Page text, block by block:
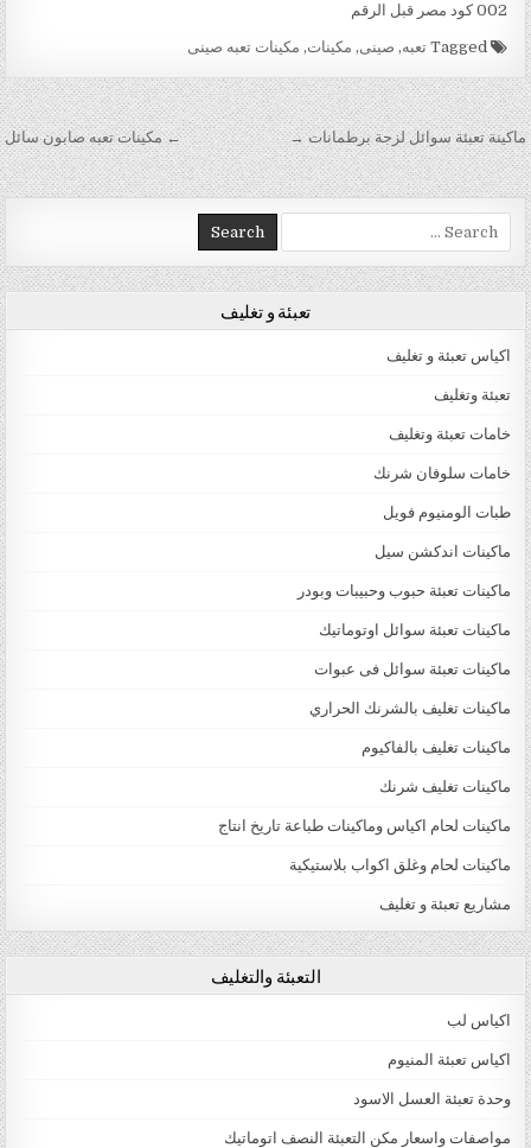
002 كود مصر قبل الرقم
Tagged تعبه, صينى, مكينات, مكينات تعبه صينى
تصفّح المقالات ← مكينات تعبه صابون سائل ماكينة تعبئة سوائل لزجة برطمانات →
Search for:
تعبئة و تغليف
اكياس تعبئة و تغليف
تعبئة وتغليف
خامات تعبئة وتغليف
خامات سلوفان شرنك
طبات الومنيوم فويل
ماكينات اندكشن سيل
ماكينات تعبئة حبوب وحبيبات وبودر
ماكينات تعبئة سوائل اوتوماتيك
ماكينات تعبئة سوائل فى عبوات
ماكينات تغليف بالشرنك الحراري
ماكينات تغليف بالفاكيوم
ماكينات تغليف شرنك
ماكينات لحام اكياس وماكينات طباعة تاريخ انتاج
ماكينات لحام وغلق اكواب بلاستيكية
مشاريع تعبئة و تغليف
التعبئة والتغليف
اكياس لب
اكياس تعبئة المنيوم
وحدة تعبئة العسل الاسود
مواصفات واسعار مكن التعبئة النصف اتوماتيك